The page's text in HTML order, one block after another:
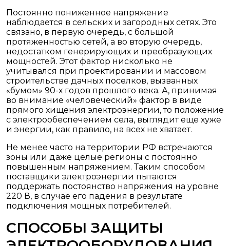
Постоянно пониженное напряжение
наблюдается в сельских и загородных сетях. Это
связано, в первую очередь, с большой
протяженностью сетей, а во вторую очередь,
недостатком генерирующих и преобразующих
мощностей. Этот фактор нисколько не
учитывался при проектировании и массовом
строительстве дачных поселков, вызванных
«бумом» 90-х годов прошлого века. А, принимая
во внимание «человеческий» фактор в виде
прямого хищения электроэнергии, то положение
с электрообеспечением села, выглядит еще хуже
и энергии, как правило, на всех не хватает.
Не менее часто на территории РФ встречаются
зоны или даже целые регионы с постоянно
повышенным напряжением. Таким способом
поставщики электроэнергии пытаются
поддержать постоянство напряжения на уровне
220 В, в случае его падения в результате
подключения мощных потребителей.
СПОСОБЫ ЗАЩИТЫ